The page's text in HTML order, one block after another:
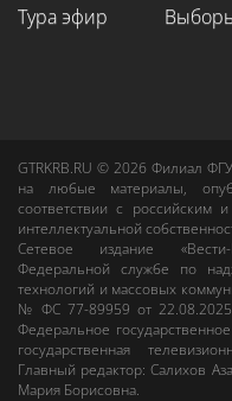
Тура эфир
GTRKRB.RU © 2026Филиал
на любые материалы,
соответствии с российским
интеллектуальной
Сетевое издание «Вести-
Федеральной службе по
технологий и массовых
№ ФС 77-89959 от
Федеральное
государственная
Главный редактор:Салихов
Мария Борисовна.